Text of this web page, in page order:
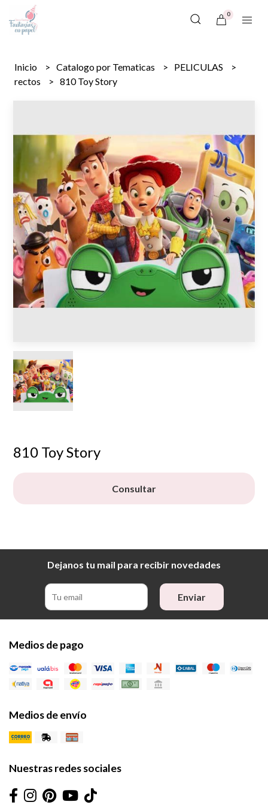
0
Inicio Catalogo por Tematicas
PELICULAS
rectos
810 Toy Story
810 Toy Story
Consultar
Dejanos tu mail para recibir novedades
Enviar
Medios de pago
Medios de envío
Nuestras redes sociales